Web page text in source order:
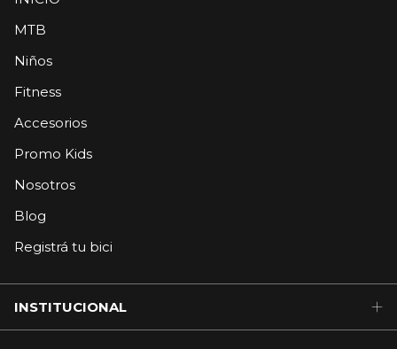
MTB
Niños
Fitness
Accesorios
Promo Kids
Nosotros
Blog
Registrá tu bici
INSTITUCIONAL